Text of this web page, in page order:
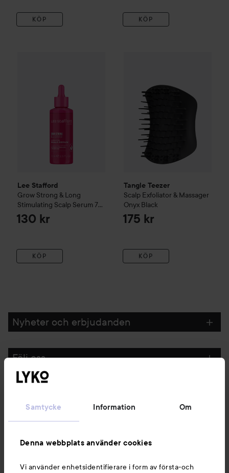
Samtycke Information Om
Denna webbplats använder cookies
Vi använder enhetsidentifierare i form av första-och
KÖP KÖP
Lee Stafford
Grow Strong & Long
Stimulating Scalp Serum75
ml
130 kr
KÖP
Tangle Teezer
Scalp Exfoliator & Massager
Onyx Black
175 kr
KÖP
Nyheter och erbjudanden
Följ oss
Du kanske också gillar